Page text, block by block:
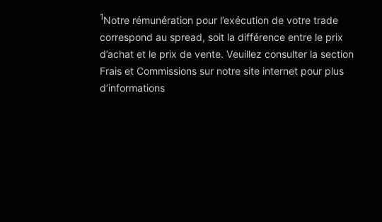
Vers la plateforme
~€4,000.00
Vers la plateforme
'Tarifs et Frais
1Notre rémunération pour l’exécution de votre trade
correspond au spread, soit la différence entre le prix
d’achat et le prix de vente. Veuillez consulter la section
Frais et Commissions sur notre site internet pour plus
d’informations